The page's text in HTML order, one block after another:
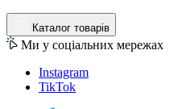
Каталог товарів
Ми у соціальних мережах
Instagram
TikTok